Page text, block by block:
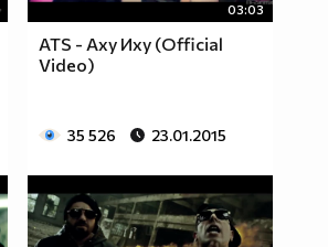
03:03
ATS - Аху Иху (Official
Video)
35 526 23.01.2015